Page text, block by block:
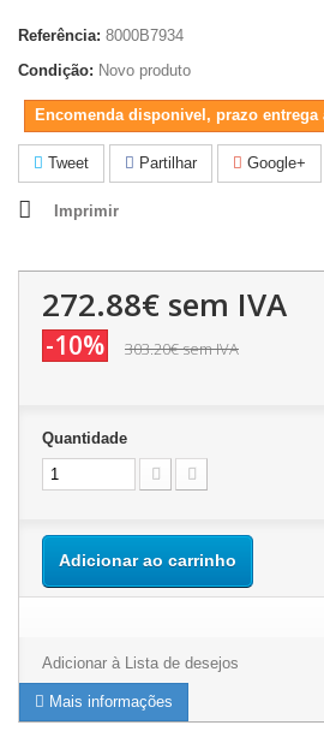
Referência: 8000B7934
Condição: Novo produto
Encomenda disponivel, prazo entrega
Tweet Partilhar Google+
Imprimir
272.88€ sem IVA
-10% 303.20€sem IVA
Quantidade
Adicionar ao carrinho
Adicionar à Lista de desejos
Mais informações